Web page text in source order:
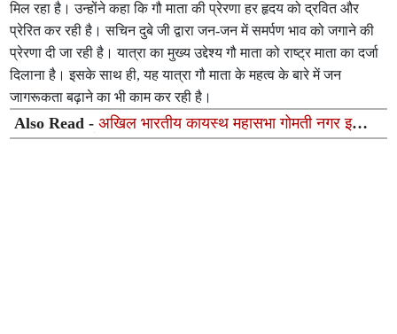
मिल रहा है। उन्होंने कहा कि गौ माता की प्रेरणा हर हृदय को द्रवित और
प्रेरित कर रही है। सचिन दुबे जी द्वारा जन-जन में समर्पण भाव को जगाने की
प्रेरणा दी जा रही है। यात्रा का मुख्य उद्देश्य गौ माता को राष्ट्र माता का दर्जा
दिलाना है। इसके साथ ही, यह यात्रा गौ माता के महत्व के बारे में जन
जागरूकता बढ़ाने का भी काम कर रही है।
Also Read -अखिल भारतीय कायस्थ महासभा गोमती नगर इकाई
की प्रथम कार्यकारिणी बैठक संपन्न